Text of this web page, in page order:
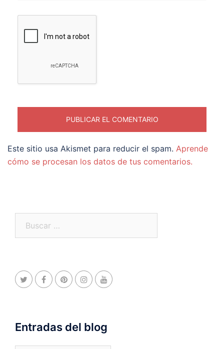
Este sitio usa Akismet para reducir el spam. Aprende
cómo se procesan los datos de tus comentarios.
Entradas del blog